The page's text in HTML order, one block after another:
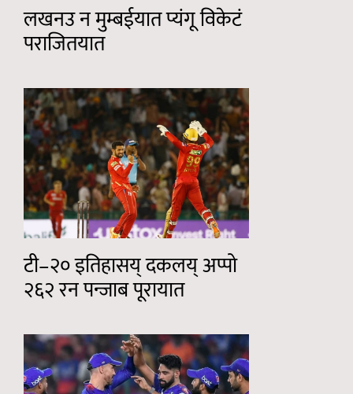
लखनउ न मुम्बईयात प्यंगू विकेटं
पराजितयात
टी–२० इतिहासय् दकलय् अप्पो
२६२ रन पन्जाब पूरायात